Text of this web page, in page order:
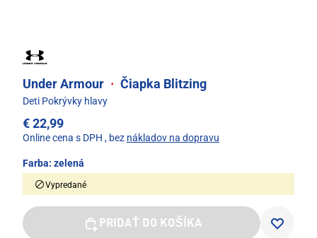
Under Armour · Čiapka Blitzing
Deti Pokrývky hlavy
€ 22,99
Online cena s DPH , bez nákladov na dopravu
Farba: zelená
Vypredané
PRIDAŤ DO KOŠÍKA